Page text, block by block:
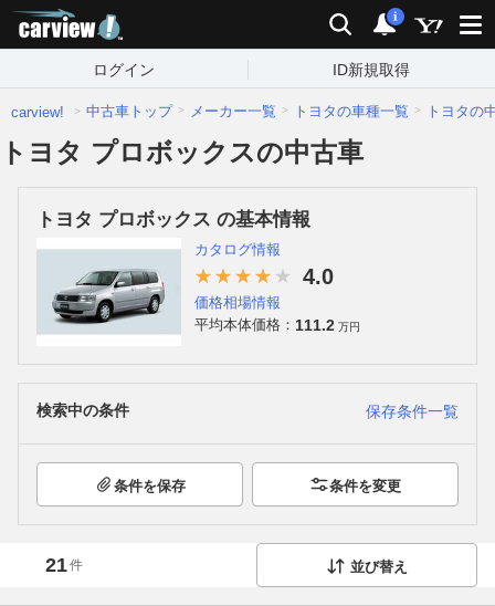
検索 通知
i
ログイン ID新規取得
carview! 中古車トップ メーカー一覧 トヨタの車種一覧 トヨタの
トヨタ プロボックスの中古車
トヨタ プロボックス の基本情報
カタログ情報
4.0
価格相場情報
平均本体価格： 111.2 万円
検索中の条件 保存条件一覧
条件を保存 条件を変更
21件 並び替え